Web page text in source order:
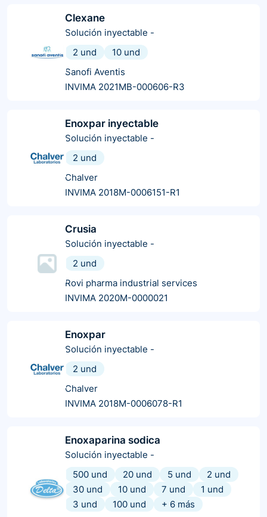
Clexane
Solución inyectable -
2 und
10 und
Sanofi Aventis
INVIMA 2021MB-000606-R3
Enoxpar inyectable
Solución inyectable -
2 und
Chalver
INVIMA 2018M-0006151-R1
Crusia
Solución inyectable -
2 und
Rovi pharma industrial services
INVIMA 2020M-0000021
Enoxpar
Solución inyectable -
2 und
Chalver
INVIMA 2018M-0006078-R1
Enoxaparina sodica
Solución inyectable -
500 und
20 und 5 und
2 und
30 und
10 und 7 und
1 und
3 und
100 und + 6 más